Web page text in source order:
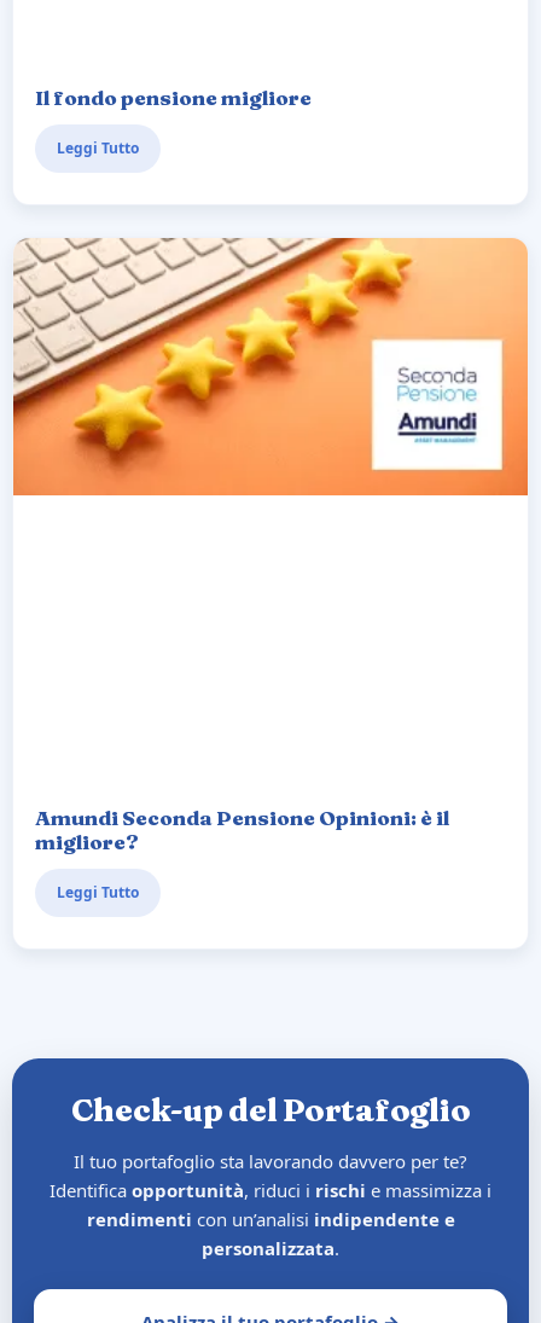
Il fondo pensione migliore
Leggi Tutto
Amundi Seconda Pensione Opinioni: è il
migliore?
Leggi Tutto
Check-up del Portafoglio
Il tuo portafoglio sta lavorando davvero per te?
Identifica opportunità, riduci i rischi e massimizza i
rendimenti con un’analisi indipendente e
personalizzata.